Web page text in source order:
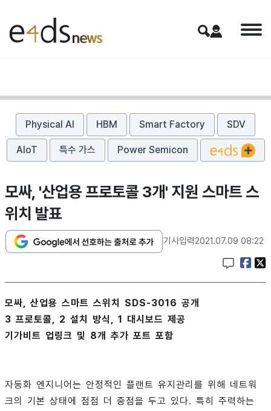
Physical AI HBM Smart Factory SDV
AIoT 특수 가스 Power Semicon
모싸, '산업용 프로토콜 3개' 지원 스마트 스
위치 발표
기사입력2021.07.09 08:22
모싸, 산업용 스마트 스위치 SDS-3016 공개
3 프로토콜, 2 설치 방식, 1 대시보드 제공
기가비트 업링크 및 8개 추가 포트 포함
자동화 엔지니어는 안정적인 플랜트 유지관리를 위해 네트워
크의 기본 상태에 점점 더 중점을 두고 있다. 특히 주력하는